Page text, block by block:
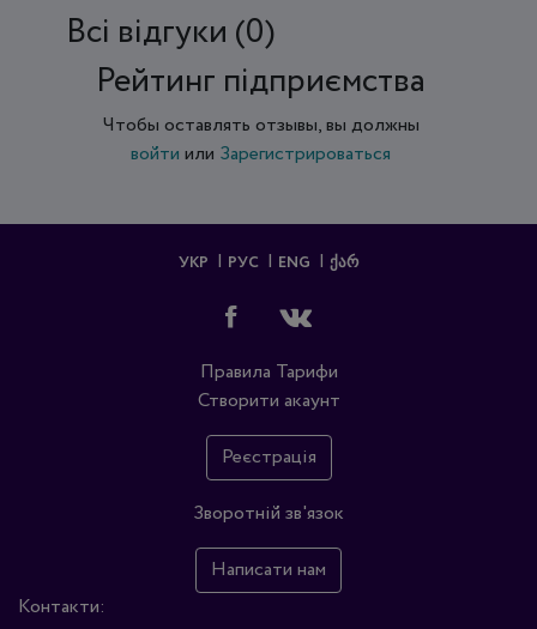
Всi відгуки (0)
Рейтинг підприємства
Чтобы оставлять отзывы, вы должны
войти или Зарегистрироваться
УКР РУС ENG ᲥᲐᲠ
Правила Тарифи
Створити акаунт
Реєстрація
Зворотній зв'язок
Написати нам
Контакти: